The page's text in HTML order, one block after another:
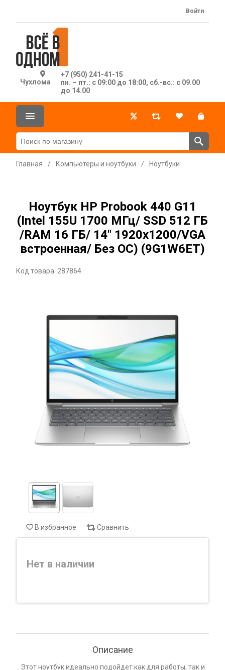
Чухлома
+7 (950) 241-41-15
пн. – пт.: с 09:00 до 18:00, сб.-вс.: с 09.00
до 14.00
Войти
Главная / Компьютеры и ноутбуки / Ноутбуки
Ноутбук HP Probook 440 G11
(Intel 155U 1700 МГц/ SSD 512 ГБ
/RAM 16 ГБ/ 14" 1920x1200/VGA
встроенная/ Без ОС) (9G1W6ET)
Код товара: 287864
В избранное Сравнить
Нет в наличии
Описание
Этот ноутбук идеально подойдет как для работы, так и